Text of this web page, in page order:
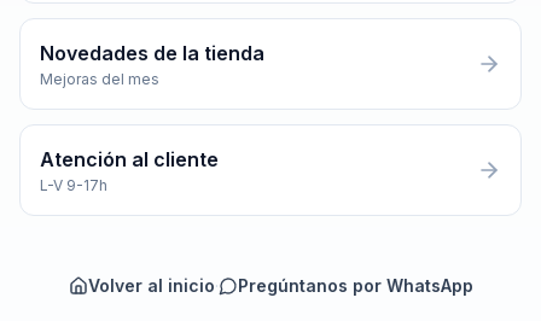
Novedades de la tienda
Mejoras del mes
Atención al cliente
L-V 9-17h
Volver al inicio· Pregúntanos por WhatsApp